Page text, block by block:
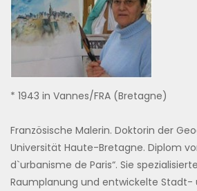
* 1943 in Vannes/FRA (Bretagne)
Französische Malerin. Doktorin der
Universität Haute-Bretagne. Diplom
d`urbanisme de Paris“. Sie
Raumplanung und entwickelte Stadt-